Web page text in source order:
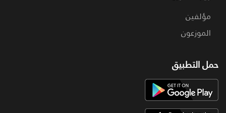
مؤلفين
الموزعون
حمل التطبيق